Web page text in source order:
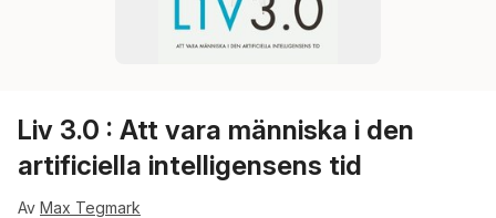
Liv 3.0 : Att vara människa i den
artificiella intelligensens tid
Av Max Tegmark